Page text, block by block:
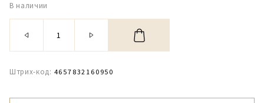
В наличии
Штрих-код: 4657832160950